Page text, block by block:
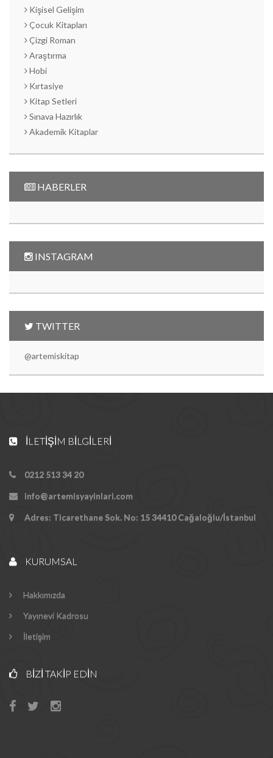
Kişisel Gelişim
Çocuk Kitapları
Çizgi Roman
Araştırma
Hobi
Kırtasiye
Kitap Setleri
Sınava Hazırlık
Akademik Kitaplar
HABERLER
INSTAGRAM
TWITTER
@artemiskitap
İLETIŞIM BILGILERI
0212 513 34 20
info@artemisyayinlari.com
Adres: Ticarethane Sok. No: 15 34410 Cağaloğlu/İstanbul
KURUMSAL
Hakkımızda
Yayınevi Kadrosu
İletişim
BIZI TAKIP EDIN